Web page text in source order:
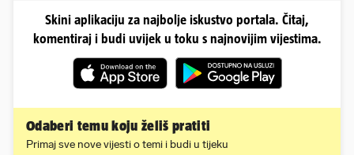
Skini aplikaciju za najbolje iskustvo portala. Čitaj,
komentiraj i budi uvijek u toku s najnovijim vijestima.
Odaberi temu koju želiš pratiti
Primaj sve nove vijesti o temi i budi u tijeku